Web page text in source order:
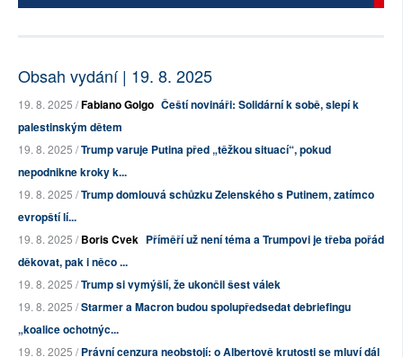
Obsah vydání | 19. 8. 2025
19. 8. 2025 /Fabiano Golgo Čeští novináři: Solidární k sobě, slepí k
palestinským dětem
19. 8. 2025 /Trump varuje Putina před „těžkou situací“, pokud
nepodnikne kroky k...
19. 8. 2025 /Trump domlouvá schůzku Zelenského s Putinem, zatímco
evropští lí...
19. 8. 2025 /Boris Cvek Příměří už není téma a Trumpovi je třeba pořád
děkovat, pak i něco ...
19. 8. 2025 /Trump si vymýšlí, že ukončil šest válek
19. 8. 2025 /Starmer a Macron budou spolupředsedat debriefingu
„koalice ochotnýc...
19. 8. 2025 /Právní cenzura neobstojí: o Albertově krutosti se mluví dál